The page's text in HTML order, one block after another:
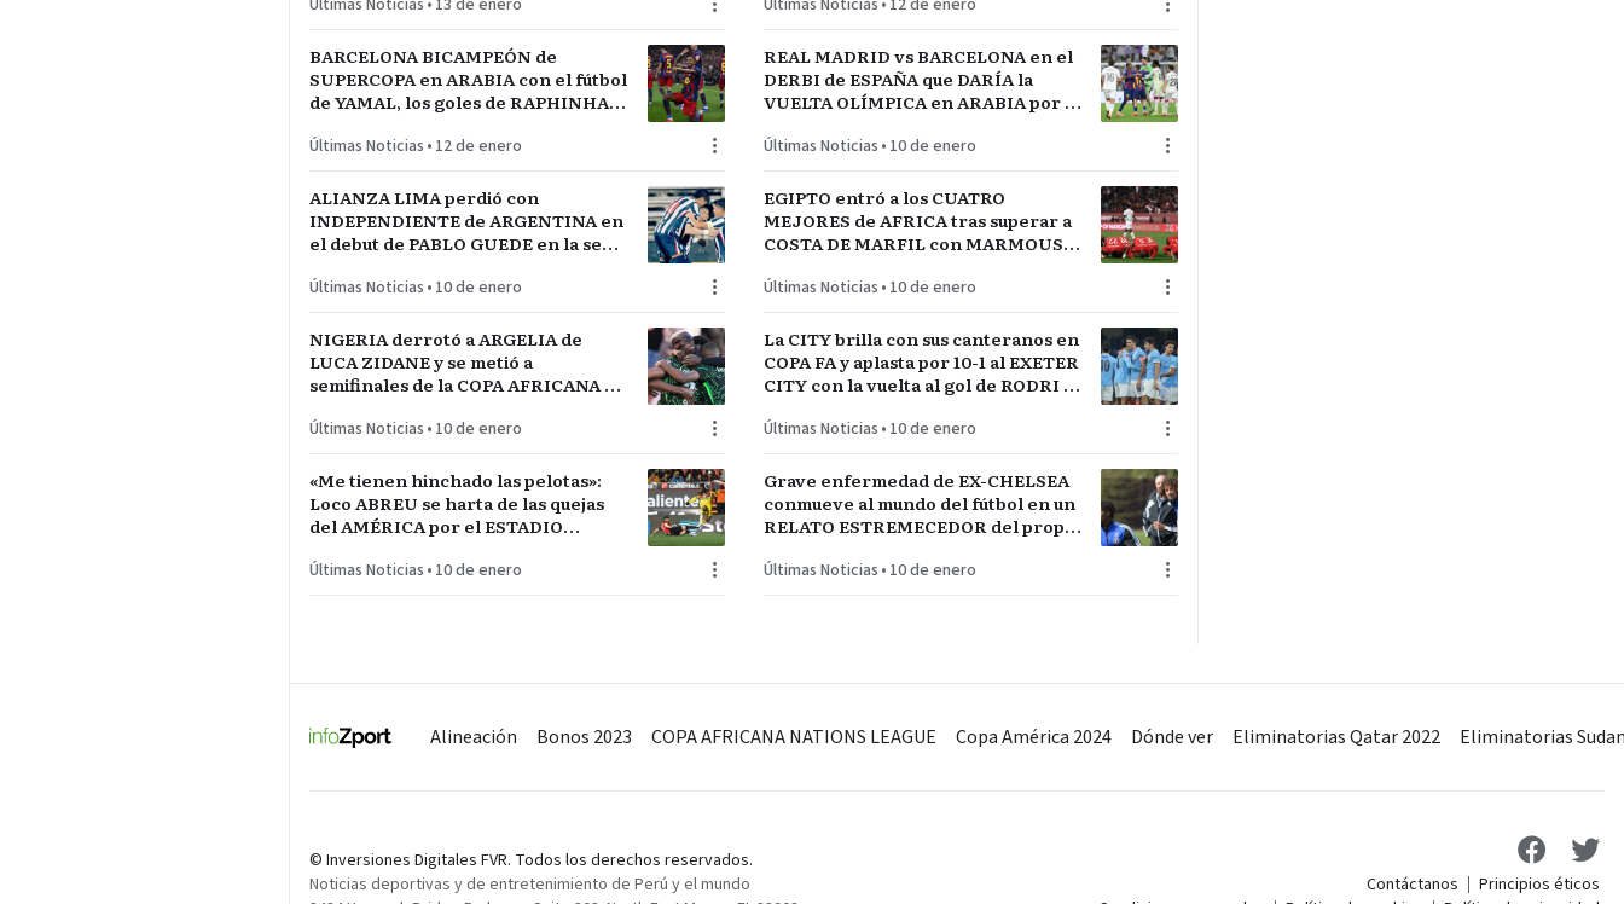
Últimas Noticias • 13 de enero
Últimas Noticias • 12 de enero
BARCELONA BICAMPEÓN de
SUPERCOPA en ARABIA con el fútbol
de YAMAL, los goles de RAPHINHA y
Últimas Noticias • 12 de enero
REAL MADRID vs BARCELONA en el
DERBI de ESPAÑA que DARÍA la
VUELTA OLÍMPICA en ARABIA por el
Últimas Noticias • 10 de enero
ALIANZA LIMA perdió con
INDEPENDIENTE de ARGENTINA en
el debut de PABLO GUEDE en la serie
Últimas Noticias • 10 de enero
EGIPTO entró a los CUATRO
MEJORES de AFRICA tras superar a
COSTA DE MARFIL con MARMOUSH
Últimas Noticias • 10 de enero
NIGERIA derrotó a ARGELIA de
LUCA ZIDANE y se metió a
semifinales de la COPA AFRICANA de
Últimas Noticias • 10 de enero
La CITY brilla con sus canteranos en
COPA FA y aplasta por 10-1 al EXETER
CITY con la vuelta al gol de RODRI y
Últimas Noticias • 10 de enero
«Me tienen hinchado las pelotas»:
Loco ABREU se harta de las quejas
del AMÉRICA por el ESTADIO
Últimas Noticias • 10 de enero
Grave enfermedad de EX-CHELSEA
conmueve al mundo del fútbol en un
RELATO ESTREMECEDOR del propio
Últimas Noticias • 10 de enero
Alineación Bonos 2023 COPA AFRICANA NATIONS LEAGUE Copa América 2024 Dónde ver Eliminatorias Qatar 2022 Eliminatorias
© Inversiones Digitales FVR. Todos los derechos reservados.
Noticias deportivas y de entretenimiento de Perú y el mundo
Contáctanos
Principios éticos